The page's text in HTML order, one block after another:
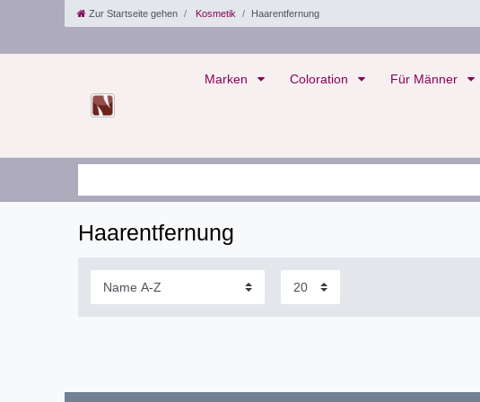
Zur Startseite gehen Kosmetik Haarentfernung
Marken Coloration Für Männer
Haarentfernung